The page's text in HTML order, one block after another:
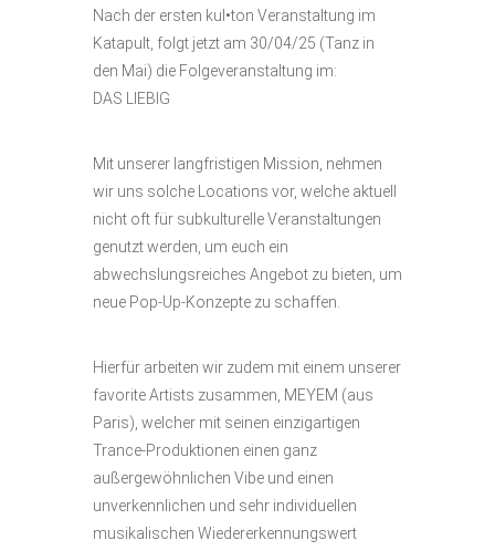
Nach der ersten kul•ton Veranstaltung im
Katapult, folgt jetzt am 30/04/25 (Tanz in
den Mai) die Folgeveranstaltung im:
DAS LIEBIG
Mit unserer langfristigen Mission, nehmen
wir uns solche Locations vor, welche aktuell
nicht oft für subkulturelle Veranstaltungen
genutzt werden, um euch ein
abwechslungsreiches Angebot zu bieten, um
neue Pop-Up-Konzepte zu schaffen.
Hierfür arbeiten wir zudem mit einem unserer
favorite Artists zusammen, MEYEM (aus
Paris), welcher mit seinen einzigartigen
Trance-Produktionen einen ganz
außergewöhnlichen Vibe und einen
unverkennlichen und sehr individuellen
musikalischen Wiedererkennungswert